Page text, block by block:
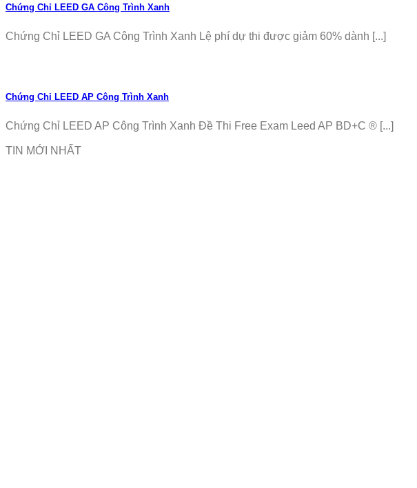
Chứng Chỉ LEED GA Công Trình Xanh
Chứng Chỉ LEED GA Công Trình Xanh Lệ phí dự thi được giảm 60% dành [...]
Chứng Chỉ LEED AP Công Trình Xanh
Chứng Chỉ LEED AP Công Trình Xanh Đề Thi Free Exam Leed AP BD+C ® [...]
TIN MỚI NHẤT